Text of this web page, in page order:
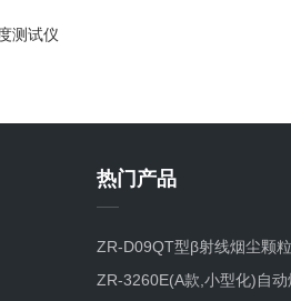
测试仪
热门产品
ZR-D09QT型β射线烟尘颗
检测仪
ZR-3260E(A款,小型化)自动